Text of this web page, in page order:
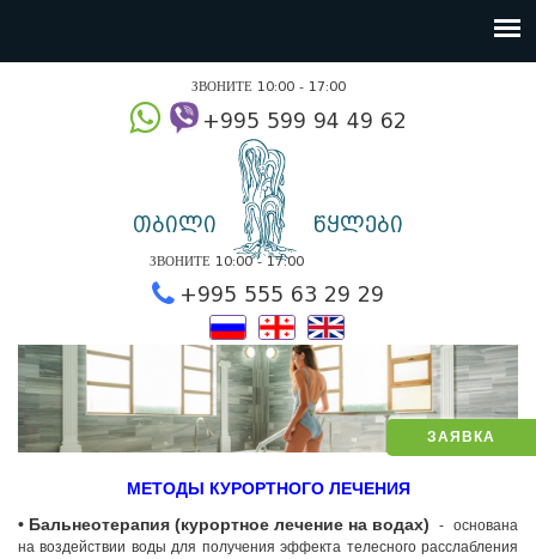
ЗАЯВКА
ЗВОНИТЕ 10:00 - 17:00
თბილი წყლები
ЗВОНИТЕ 10:00 - 17:00
+995 555 63 29
МЕТОДЫ КУРОРТНОГО ЛЕЧЕНИЯ
• Бальнеотерапия (курортное лечение на водах) - основана
на воздействии воды для получения эффекта телесного расслабления